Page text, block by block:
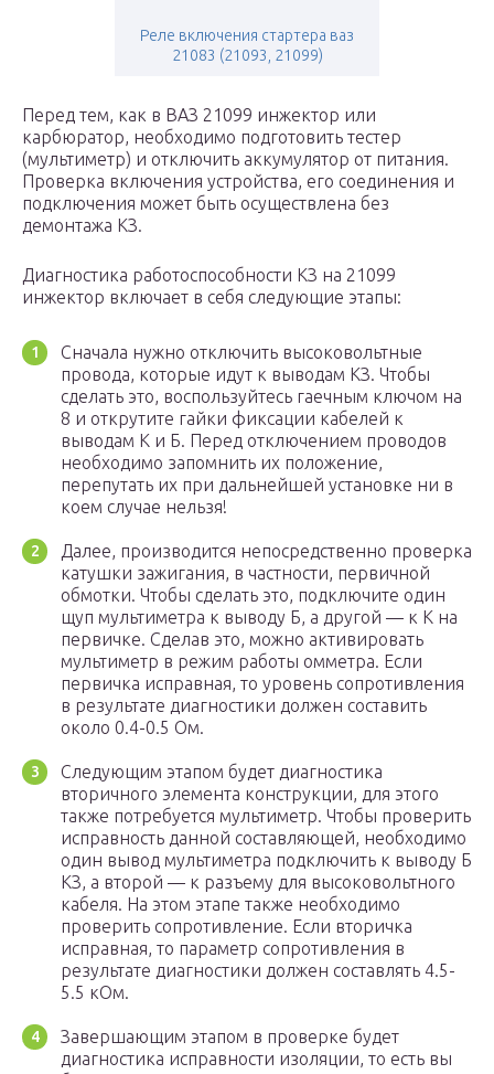
Реле включения стартера ваз
21083 (21093, 21099)
Перед тем, как в ВАЗ 21099 инжектор или
карбюратор, необходимо подготовить тестер
(мультиметр) и отключить аккумулятор от питания.
Проверка включения устройства, его соединения и
подключения может быть осуществлена без
демонтажа КЗ.
Диагностика работоспособности КЗ на 21099
инжектор включает в себя следующие этапы:
Сначала нужно отключить высоковольтные
провода, которые идут к выводам КЗ. Чтобы
сделать это, воспользуйтесь гаечным ключом на
8 и открутите гайки фиксации кабелей к
выводам К и Б. Перед отключением проводов
необходимо запомнить их положение,
перепутать их при дальнейшей установке ни в
коем случае нельзя!
Далее, производится непосредственно проверка
катушки зажигания, в частности, первичной
обмотки. Чтобы сделать это, подключите один
щуп мультиметра к выводу Б, а другой — к К на
первичке. Сделав это, можно активировать
мультиметр в режим работы омметра. Если
первичка исправная, то уровень сопротивления
в результате диагностики должен составить
около 0.4-0.5 Ом.
Следующим этапом будет диагностика
вторичного элемента конструкции, для этого
также потребуется мультиметр. Чтобы проверить
исправность данной составляющей, необходимо
один вывод мультиметра подключить к выводу Б
КЗ, а второй — к разъему для высоковольтного
кабеля. На этом этапе также необходимо
проверить сопротивление. Если вторичка
исправная, то параметр сопротивления в
результате диагностики должен составлять 4.5-
5.5 кОм.
Завершающим этапом в проверке будет
диагностика исправности изоляции, то есть вы